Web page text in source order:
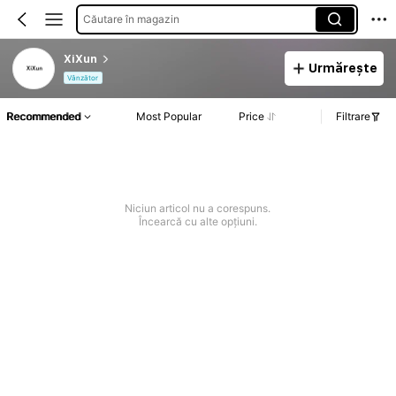
Căutare în magazin
XiXun
Vânzător
Urmărește
Recommended Most Popular Price Filtrare
Niciun articol nu a corespuns.
Încearcă cu alte opțiuni.